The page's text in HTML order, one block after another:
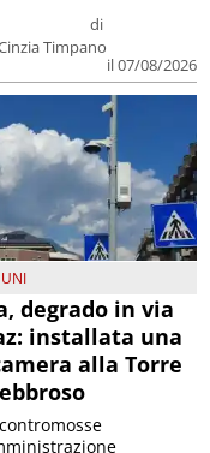
di
Timpano
il 07/08/2026
degrado in via
installata una
alla Torre